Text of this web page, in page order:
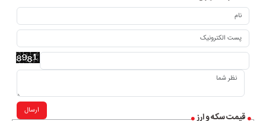
قیمت سکه و ارز
ارسال